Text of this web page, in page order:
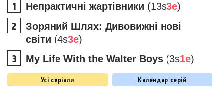
Непрактичні жартівники (13s3e)
Зоряний Шлях: Дивовижні нові
світи (4s3e)
My Life With the Walter Boys (3s1e)
Усі серіали Календар серій